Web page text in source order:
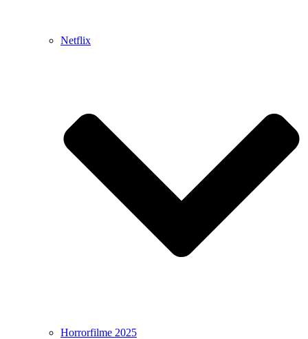
Netflix
Horrorfilme 2025